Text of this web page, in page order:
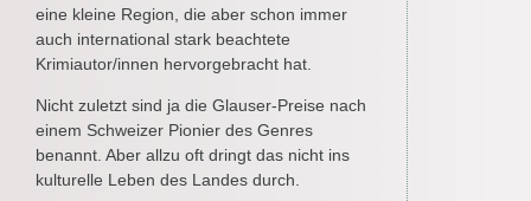
eine kleine Region, die aber schon immer
auch international stark beachtete
Krimiautor/innen hervorgebracht hat.
Nicht zuletzt sind ja die Glauser-Preise nach
einem Schweizer Pionier des Genres
benannt. Aber allzu oft dringt das nicht ins
kulturelle Leben des Landes durch.